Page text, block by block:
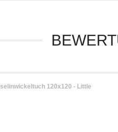
120x120 - Little